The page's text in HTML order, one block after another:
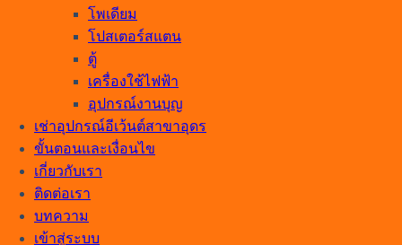
โพเดียม
โปสเตอร์สแตน
ตู้
เครื่องใช้ไฟฟ้า
อุปกรณ์งานบุญ
เช่าอุปกรณ์อีเว้นต์สาขาอุดร
ขั้นตอนและเงื่อนไข
เกี่ยวกับเรา
ติดต่อเรา
บทความ
เข้าสู่ระบบ